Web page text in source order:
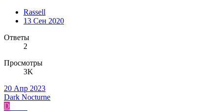
Rassell
13 Сен 2020
Ответы
2
Просмотры
3K
20 Апр 2023
Dark Nocturne
D